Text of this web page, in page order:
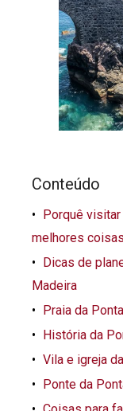
Conteúdo
Porquê
melhores
Dicas de
Madeira
Praia da
História da
Vila e igreja
Ponte da